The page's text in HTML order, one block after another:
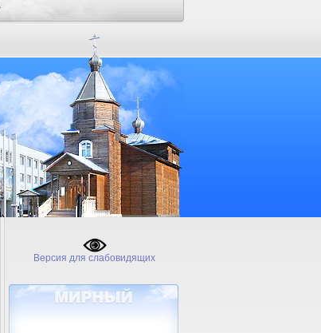
Версия для слабовидящих